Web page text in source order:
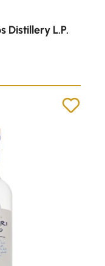
Distillery L.P.